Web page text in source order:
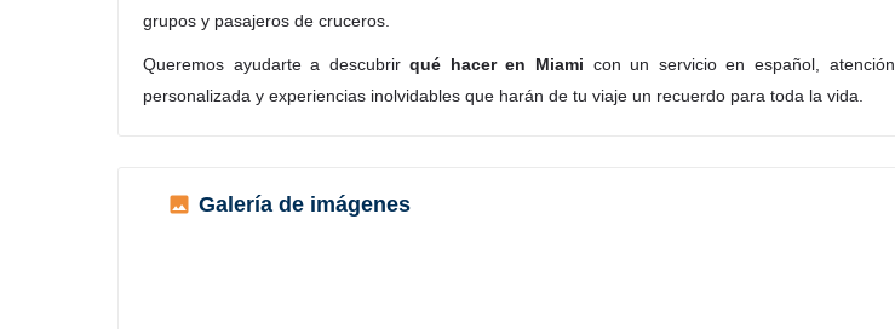
grupos y pasajeros de cruceros.
Queremos ayudarte a descubrirqué hacer en Miami con un servicio en español, atención
personalizada y experiencias inolvidables que harán de tu viaje un recuerdo para toda la vida.
Galería de imágenes